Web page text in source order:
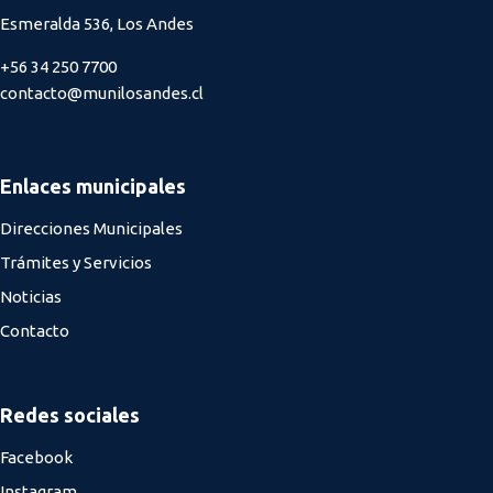
Esmeralda 536, Los Andes
+56 34 250 7700
contacto@munilosandes.cl
Enlaces municipales
Direcciones Municipales
Trámites y Servicios
Noticias
Contacto
Redes sociales
Facebook